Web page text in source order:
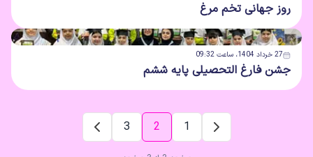
روز جهانی تخم مرغ
27 خرداد 1404، ساعت 09:32
جشن فارغ التحصیلی پایه ششم
1
2
3